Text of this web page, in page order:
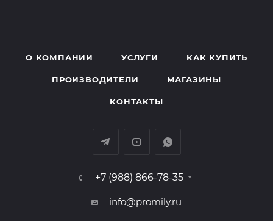
О КОМПАНИИ УСЛУГИ КАК КУПИТЬ
ПРОИЗВОДИТЕЛИ МАГАЗИНЫ
КОНТАКТЫ
+7 (988) 866-78-35
info@promily.ru